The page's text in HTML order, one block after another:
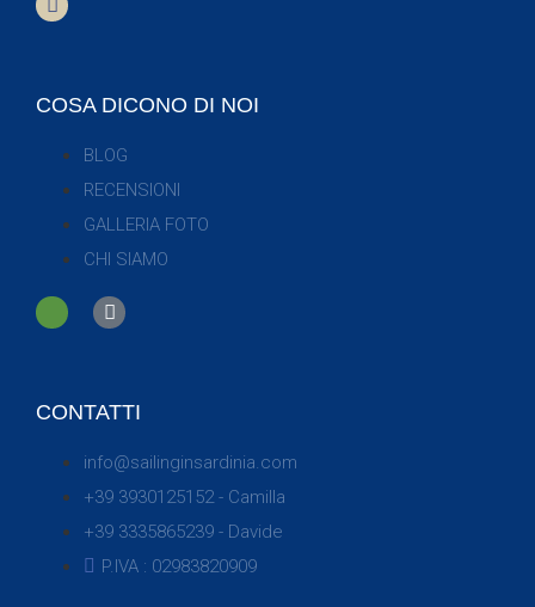
COSA DICONO DI NOI
BLOG
RECENSIONI
GALLERIA FOTO
CHI SIAMO
CONTATTI
info@sailinginsardinia.com
+39 3930125152 - Camilla
+39 3335865239 - Davide
P.IVA : 02983820909